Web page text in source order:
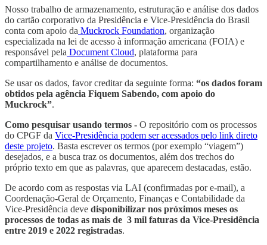
Nosso trabalho de armazenamento, estruturação e análise dos dados
do cartão corporativo da Presidência e Vice-Presidência do Brasil
conta com apoio da Muckrock Foundation, organização
especializada na lei de acesso à informação americana (FOIA) e
responsável pela Document Cloud, plataforma para
compartilhamento e análise de documentos.
Se usar os dados, favor creditar da seguinte forma: “os dados foram
obtidos pela agência Fiquem Sabendo, com apoio do
Muckrock”.
Como pesquisar usando termos - O repositório com os processos
do CPGF da Vice-Presidência podem ser acessados pelo link direto
deste projeto. Basta escrever os termos (por exemplo “viagem”)
desejados, e a busca traz os documentos, além dos trechos do
próprio texto em que as palavras, que aparecem destacadas, estão.
De acordo com as respostas via LAI (confirmadas por e-mail), a
Coordenação-Geral de Orçamento, Finanças e Contabilidade da
Vice-Presidência deve disponibilizar nos próximos meses os
processos de todas as mais de 3 mil faturas da Vice-Presidência
entre 2019 e 2022 registradas.